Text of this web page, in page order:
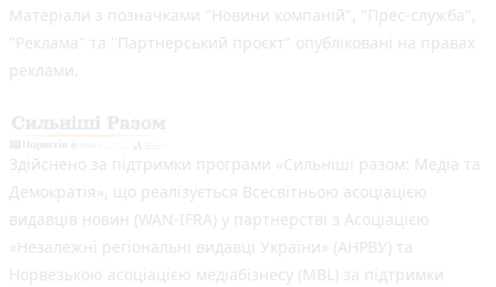
Матеріали з позначками "Новини компаній", "Прес-служба",
"Реклама" та "Партнерський проєкт" опубліковані на правах
реклами.
Здійснено за підтримки програми «Сильніші разом: Медіа та
Демократія», що реалізується Всесвітньою асоціацією
видавців новин (WAN-IFRA) у партнерстві з Асоціацією
«Незалежні регіональні видавці України» (АНРВУ) та
Норвезькою асоціацією медіабізнесу (MBL) за підтримки